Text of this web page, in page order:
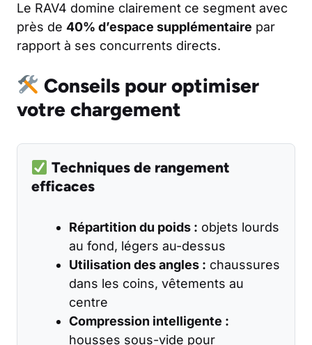
Le RAV4 domine clairement ce segment avec
près de 40% d’espace supplémentaire par
rapport à ses concurrents directs.
Conseils pour optimiser
votre chargement
Techniques de rangement
efficaces
Répartition du poids : objets lourds
au fond, légers au-dessus
Utilisation des angles : chaussures
dans les coins, vêtements au
centre
Compression intelligente :
housses sous-vide pour